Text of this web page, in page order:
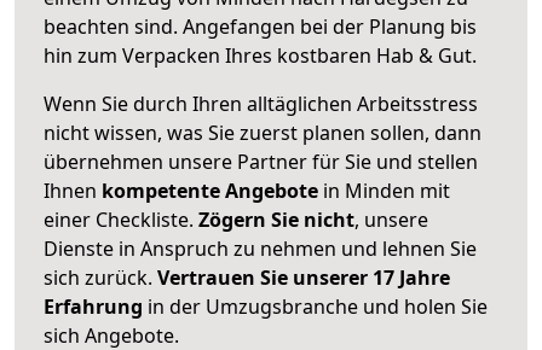
beachten sind. Angefangen bei der Planung bis
hin zum Verpacken Ihres kostbaren Hab & Gut.
Wenn Sie durch Ihren alltäglichen Arbeitsstress
nicht wissen, was Sie zuerst planen sollen, dann
übernehmen unsere Partner für Sie und stellen
Ihnen kompetente Angebote in Minden mit
einer Checkliste. Zögern Sie nicht, unsere
Dienste in Anspruch zu nehmen und lehnen Sie
sich zurück. Vertrauen Sie unserer 17 Jahre
Erfahrung in der Umzugsbranche und holen Sie
sich Angebote.